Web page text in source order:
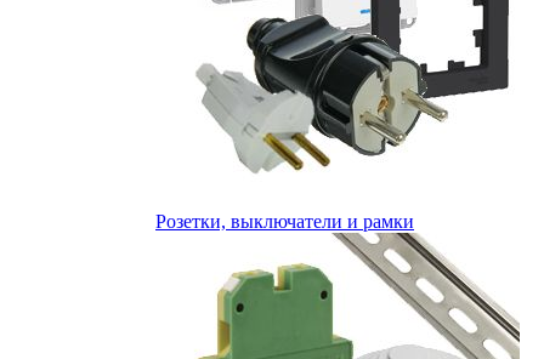
Розетки, выключатели и рамки